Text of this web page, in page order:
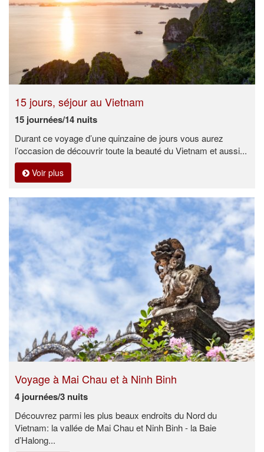
15 jours, séjour au Vietnam
15 journées/14 nuits
Durant ce voyage d’une quinzaine de jours vous aurez
l’occasion de découvrir toute la beauté du Vietnam et aussi...
Voir plus
Voyage à Mai Chau et à Ninh Binh
4 journées/3 nuits
Découvrez parmi les plus beaux endroits du Nord du
Vietnam: la vallée de Mai Chau et Ninh Binh - la Baie
d’Halong...